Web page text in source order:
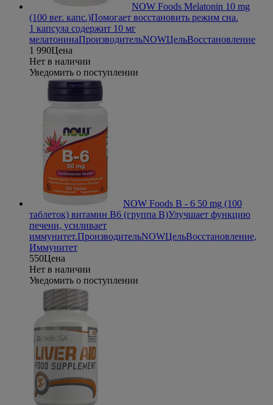
NOW Foods Melatonin 10 mg
(100 вег. капс.)Помогает восстановить режим сна.
1 капсула содержит 10 мг
мелатонинаПроизводительNOWЦельВосстановление
1 990Цена
Нет в наличии
Уведомить о поступлении
NOW Foods B - 6 50 mg (100
таблеток) витамин В6 (группа В)Улучшает функцию
печени, усиливает
иммунитет.ПроизводительNOWЦельВосстановление,
Иммунитет
550Цена
Нет в наличии
Уведомить о поступлении